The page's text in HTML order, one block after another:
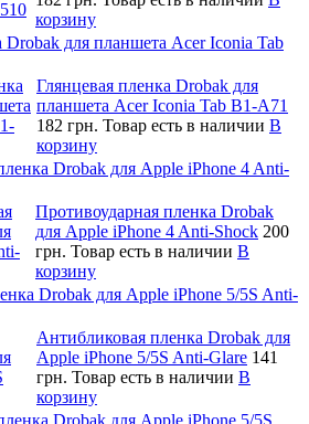
корзину
Drobak для планшета Acer Iconia Tab
Глянцевая пленка Drobak для
планшета Acer Iconia Tab B1-A71
182 грн. Товар есть в наличии В
корзину
Drobak для Apple iPhone 4 Anti-
Противоударная пленка Drobak
для Apple iPhone 4 Anti-Shock 200
грн. Товар есть в наличии В
корзину
Drobak для Apple iPhone 5/5S Anti-
Антибликовая пленка Drobak для
Apple iPhone 5/5S Anti-Glare 141
грн. Товар есть в наличии В
корзину
Drobak для Apple iPhone 5/5S